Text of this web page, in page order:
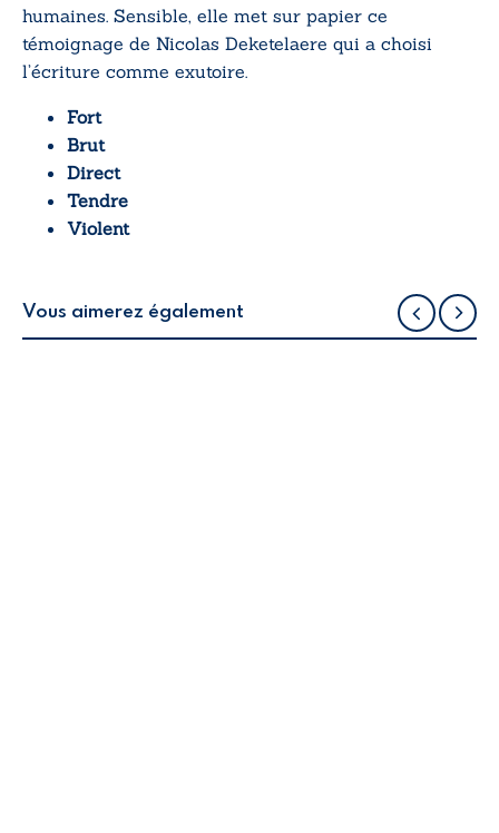
humaines. Sensible, elle met sur papier ce
témoignage de Nicolas Deketelaere qui a choisi
l’écriture comme exutoire.
Fort
Brut
Direct
Tendre
Violent
Vous aimerez également